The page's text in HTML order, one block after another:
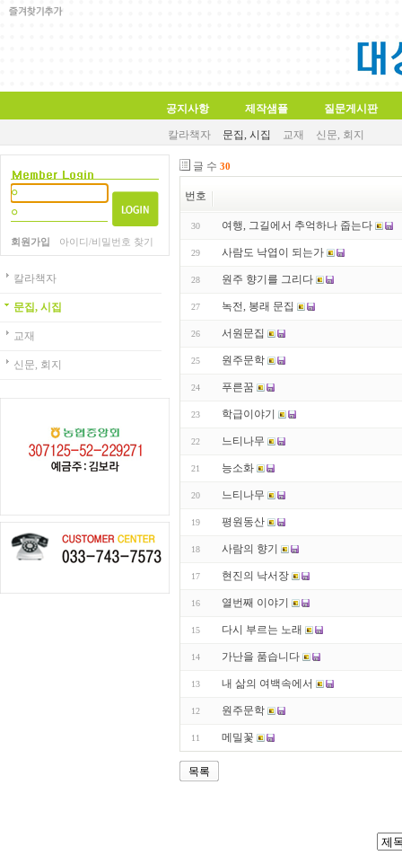
공지사항 제작샘플 질문게시판
칼라책자 문집, 시집 교재 신문, 회지
회원가입 아이디/비밀번호 찾기
칼라책자
문집, 시집
교재
신문, 회지
글 수 30
번호
30 여행, 그길에서 추억하나 줍는다
29 사람도 낙엽이 되는가
28 원주 향기를 그리다
27 녹전, 봉래 문집
26 서원문집
25 원주문학
24 푸른꿈
23 학급이야기
22 느티나무
21 능소화
20 느티나무
19 평원동산
18 사람의 향기
17 현진의 낙서장
16 열번째 이야기
15 다시 부르는 노래
14 가난을 품습니다
13 내 삶의 여백속에서
12 원주문학
11 메밀꽃
목록